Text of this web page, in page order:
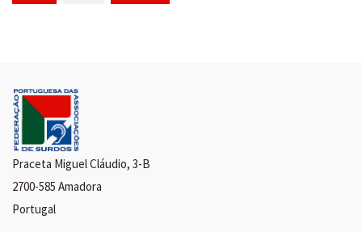
Praceta Miguel Cláudio, 3-B
2700-585 Amadora
Portugal